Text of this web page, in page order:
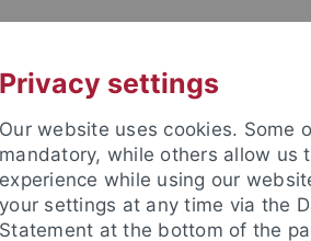
Privacy settings
Our website uses cookies. Some
mandatory, while others allow us
experience while using our
your settings at any time via the
Statement at the bottom of the